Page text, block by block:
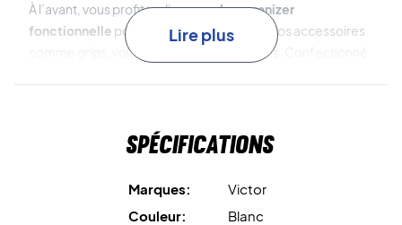
À l’avant, vous profitez d’unepoche organizer
fonctionnelle pour accéder facilement à vos accessoires
comme grips, volants ou objets personnels. Confectionné
Organisez votre matériel avec élégance – commandez
White (Blanc)
Lire plus
Spécifications
Marques:
Victor
Couleur:
Blanc